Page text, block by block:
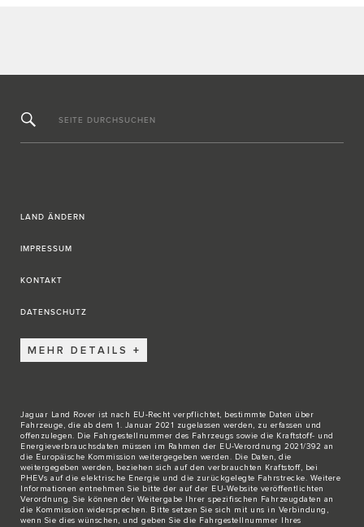
SEITE DURCHSUCHEN
LAND ÄNDERN
IMPRESSUM
KONTAKT
DATENSCHUTZ
MEHR DETAILS
Jaguar Land Rover ist nach EU-Recht verpflichtet, bestimmte Daten über
Fahrzeuge, die ab dem 1. Januar 2021 zugelassen werden, zu erfassen und
offenzulegen. Die Fahrgestellnummer des Fahrzeugs sowie die Kraftstoff- und
Energieverbrauchsdaten müssen im Rahmen der EU-Verordnung 2021/392 an
die Europäische Kommission weitergegeben werden. Die Daten, die
weitergegeben werden, beziehen sich auf den verbrauchten Kraftstoff, bei
PHEVs auf die elektrische Energie und die zurückgelegte Fahrstrecke. Weitere
Informationen entnehmen Sie bitte der auf der EU-Website veröffentlichten
Verordnung. Sie können der Weitergabe Ihrer spezifischen Fahrzeugdaten an
die Kommission widersprechen. Bitte setzen Sie sich mit uns in Verbindung ,
wenn Sie dies wünschen, und geben Sie die Fahrgestellnummer Ihres